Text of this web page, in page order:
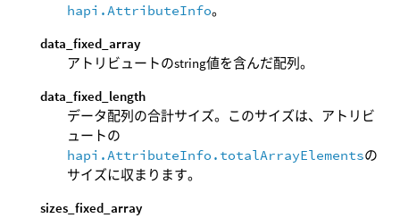
hapi.AttributeInfo。
data_fixed_array
アトリビュートのstring値を含んだ配列。
data_fixed_length
データ配列の合計サイズ。このサイズは、アトリビ
ュートの
hapi.AttributeInfo.totalArrayElementsの
サイズに収まります。
sizes_fixed_array